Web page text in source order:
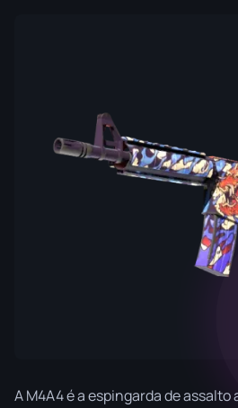
A M4A4 é a espingarda de